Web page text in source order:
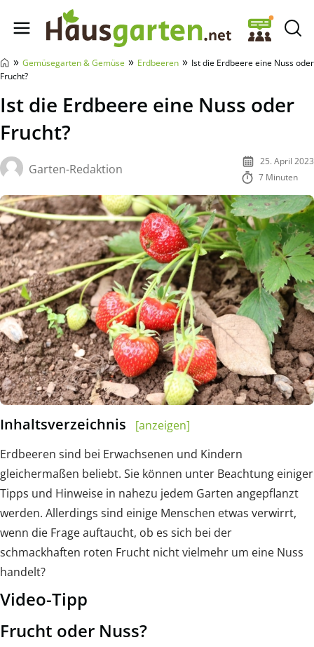
Hausgarten.net
» Gemüsegarten & Gemüse » Erdbeeren » Ist die Erdbeere eine Nuss oder
Frucht?
Ist die Erdbeere eine Nuss oder
Frucht?
Garten-Redaktion
25. April 2023
7 Minuten
Inhaltsverzeichnis
[anzeigen]
Erdbeeren sind bei Erwachsenen und Kindern
gleichermaßen beliebt. Sie können unter Beachtung einiger
Tipps und Hinweise in nahezu jedem Garten angepflanzt
werden. Allerdings sind einige Menschen etwas verwirrt,
wenn die Frage auftaucht, ob es sich bei der
schmackhaften roten Frucht nicht vielmehr um eine Nuss
handelt?
Video-Tipp
Frucht oder Nuss?